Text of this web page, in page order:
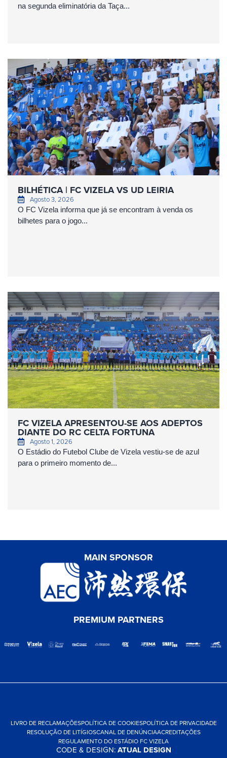
na segunda eliminatória da Taça...
BILHÉTICA | FC VIZELA VS UD LEIRIA
Agosto 3, 2026
O FC Vizela informa que já se encontram à venda os
bilhetes para o jogo...
FC VIZELA APRESENTOU-SE AOS ADEPTOS
DIANTE DO RC CELTA FORTUNA
Agosto 1, 2026
O Estádio do Futebol Clube de Vizela vestiu-se de azul
para o primeiro momento de...
MAIN SPONSOR
PREMIUM PARTNERS
LIVRO DE RECLAMAÇÕESPOLÍTICA DE COOKIESPOLÍTICA DE PRIVACIDADE
RESOLUÇÃO DE LITÍGIOSCANAL DE DENÚNCIAACREDITAÇÕES
REGULAMENTO DO ESTÁDIO FC VIZELA
CODE & DESIGN:ATUAL DESIGN